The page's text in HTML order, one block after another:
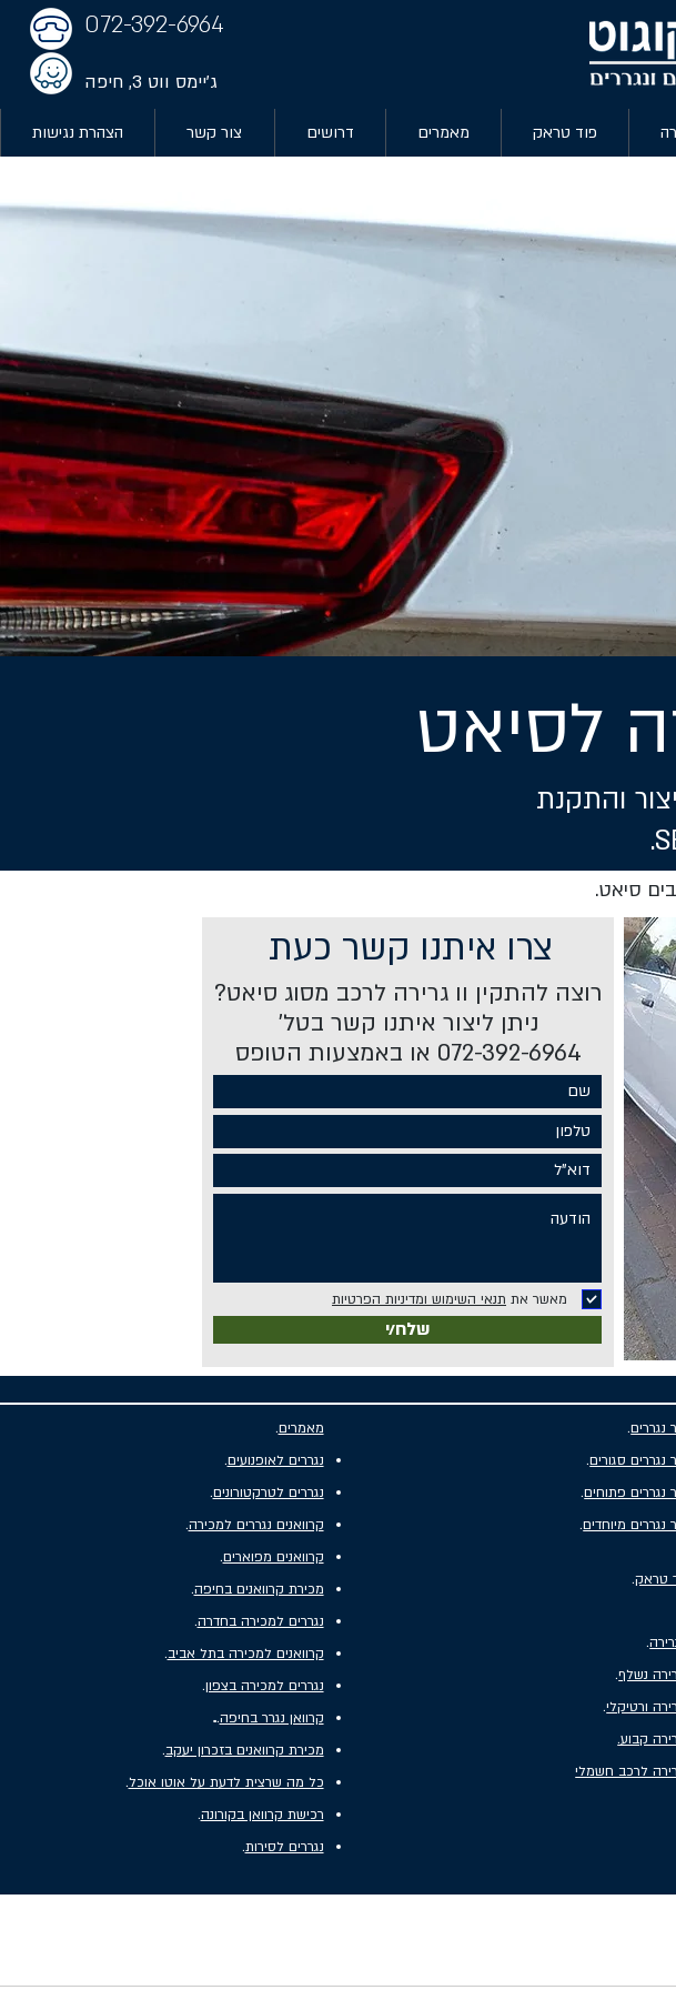
072-392-6964
ג'יימס ווט 3, חיפה
פוד טראק מאמרים דרושים צור קשר הצהרת נגישות
לסיאט
והתקנת
סיאט.
צרו איתנו קשר כעת
רוצה להתקין וו גרירה לרכב מסוג סיאט?
ניתן ליצור איתנו קשר בטל'
072-392-6964 או באמצעות הטופס
מאשר את תנאי השימוש ומדיניות הפרטיות
שלח/י
מאמרים.
נגררים לאופנועים.
נגררים לטרקטורונים.
קרוואנים נגררים למכירה.
קרוואנים מפוארים.
מכירת קרוואנים בחיפה.
נגררים למכירה בחדרה.
קרוואנים למכירה בתל אביב.
נגררים למכירה בצפון.
קרוואן נגרר בחיפה.
.
מכירת קרוואנים בזכרון יעקב.
כל מה שרצית לדעת על אוטו אוכל.
רכישת קרוואן בקורונה.
נגררים לסירות.
נגררים.
נגררים סגורים.
נגררים פתוחים.
נגררים מיוחדים.
טראק.
.
נשלף.
ורטיקלי.
קבוע.
לרכב חשמלי